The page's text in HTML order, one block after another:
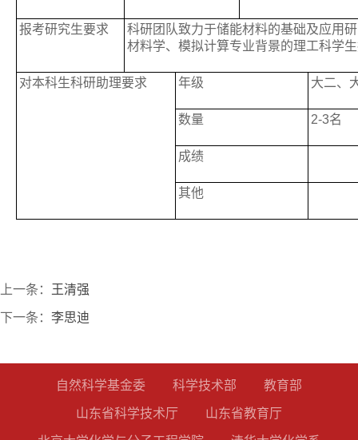
报考研究生要求
科研团队致力于储能材料的基础及应用
材料学、模拟计算专业背景的理工科学
对本科生科研助理要求 年级 大二、
数量 2-3名
成绩
其他
上一条： 王清强
下一条： 李思迪
自然科学基金委 科学技术部 教育部
山东省科学技术厅 山东省教育厅